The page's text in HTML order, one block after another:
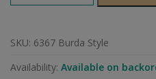
SKU: 6367 Burda Style
Availability: Available on